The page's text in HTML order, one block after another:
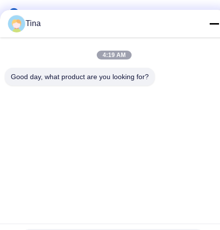
No.780 Xinlin Road, Zhelin Town,Fengxian District, शंघाई, चीन
चीन अच्छी गुणवत्ता एल्यूमीनियम पन्नी कंटेनर बनाने की मशीन देने वाला। कॉपीराइट ©
Tina
4:19 AM
Good day, what product are you looking for?